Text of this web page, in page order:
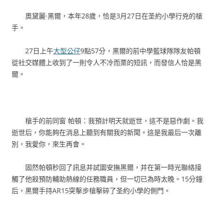
奧黛麗·黑爾，本年28歲，恰是3月27日在圣約小學行兇的槍
手。
27日上午大型公仔9點57分，黑爾的前中學籃球隊隊友帕頓
從社交媒體上收到了一則令人不冷而栗的短訊，而發信人恰是黑
爾。
槍手的前同窗 帕頓：我預計明天就逝世，這不是惡作劇。我
逝世后，你能夠在消息上聽到有關我的新聞。這是我最后一次離
別，我愛你，來生再會。
固然帕頓秒回了訊息并試圖安撫黑爾，并在第一時光聯絡接
觸了他殺預防輔助熱線的任務職員，但一切已為時太晚。15分鐘
后，黑爾手持AR15突擊步槍擊碎了圣約小學的側門。